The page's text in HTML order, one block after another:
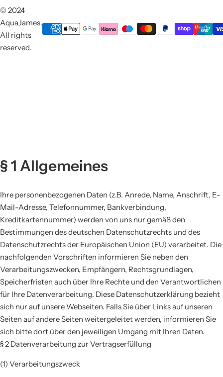
© 2024
AquaJames.
All rights
reserved.
§ 1 Allgemeines
Ihre personenbezogenen Daten (z.B. Anrede, Name, Anschrift, E-
Mail-Adresse, Telefonnummer, Bankverbindung,
Kreditkartennummer) werden von uns nur gemäß den
Bestimmungen des deutschen Datenschutzrechts und des
Datenschutzrechts der Europäischen Union (EU) verarbeitet. Die
nachfolgenden Vorschriften informieren Sie neben den
Verarbeitungszwecken, Empfängern, Rechtsgrundlagen,
Speicherfristen auch über Ihre Rechte und den Verantwortlichen
für Ihre Datenverarbeitung. Diese Datenschutzerklärung bezieht
sich nur auf unsere Webseiten. Falls Sie über Links auf unseren
Seiten auf andere Seiten weitergeleitet werden, informieren Sie
sich bitte dort über den jeweiligen Umgang mit Ihren Daten.
§ 2 Datenverarbeitung zur Vertragserfüllung
(1) Verarbeitungszweck